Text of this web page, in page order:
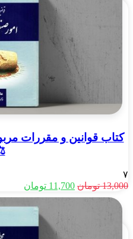
کتاب قوانین و مقررات
۷
13,000 تومان قیمت
اصلی
13,000 تومان
بود.
11,700 تومان
فعلی